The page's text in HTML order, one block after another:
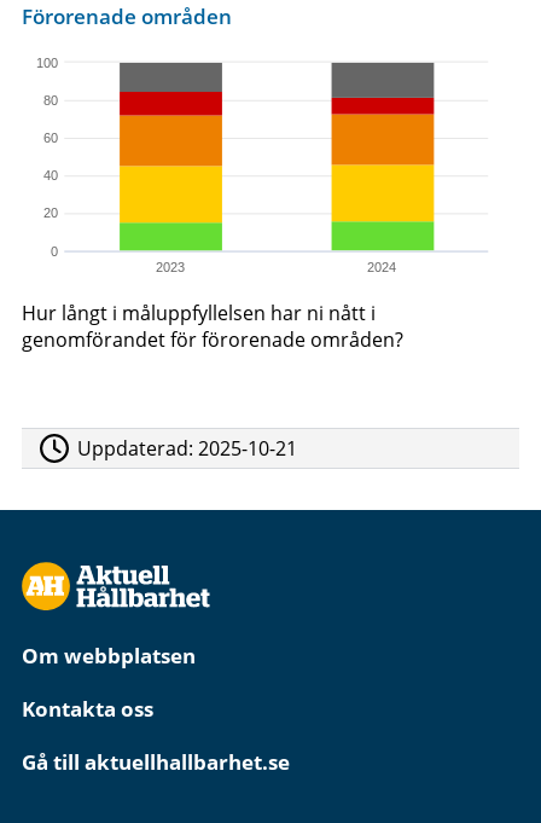
2023 2024
0
20
40
60
80
100
Förorenade områden
Hur långt i måluppfyllelsen har ni nått i
genomförandet för förorenade områden?
Uppdaterad:2025-10-21
Om webbplatsen
Kontakta oss
Gå till aktuellhallbarhet.se